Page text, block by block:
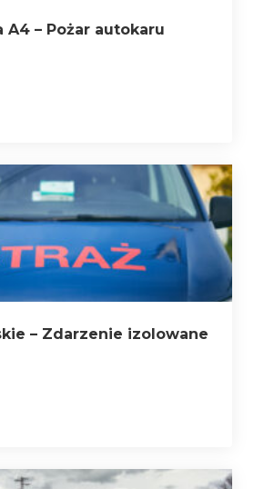
A4 – Pożar autokaru
– Zdarzenie izolowane